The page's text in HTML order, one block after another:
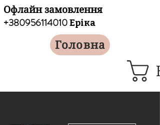
Офлайн замовлення
+380956114010Еріка
Головна